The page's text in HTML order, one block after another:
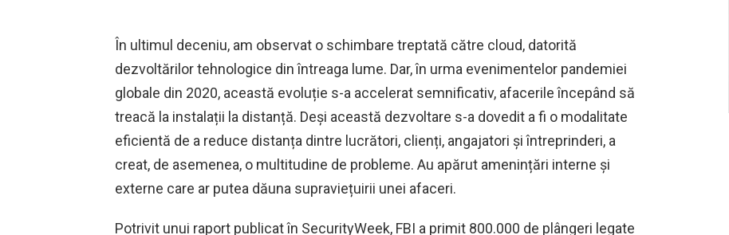
În ultimul deceniu, am observat o schimbare treptată către cloud, datorită
dezvoltărilor tehnologice din întreaga lume. Dar, în urma evenimentelor pandemiei
globale din 2020, această evoluție s-a accelerat semnificativ, afacerile începând să
treacă la instalații la distanță. Deși această dezvoltare s-a dovedit a fi o modalitate
eficientă de a reduce distanța dintre lucrători, clienți, angajatori și întreprinderi, a
creat, de asemenea, o multitudine de probleme. Au apărut amenințări interne și
externe care ar putea dăuna supraviețuirii unei afaceri.
Potrivit unui raport publicat în SecurityWeek, FBI a primit 800.000 de plângeri legate